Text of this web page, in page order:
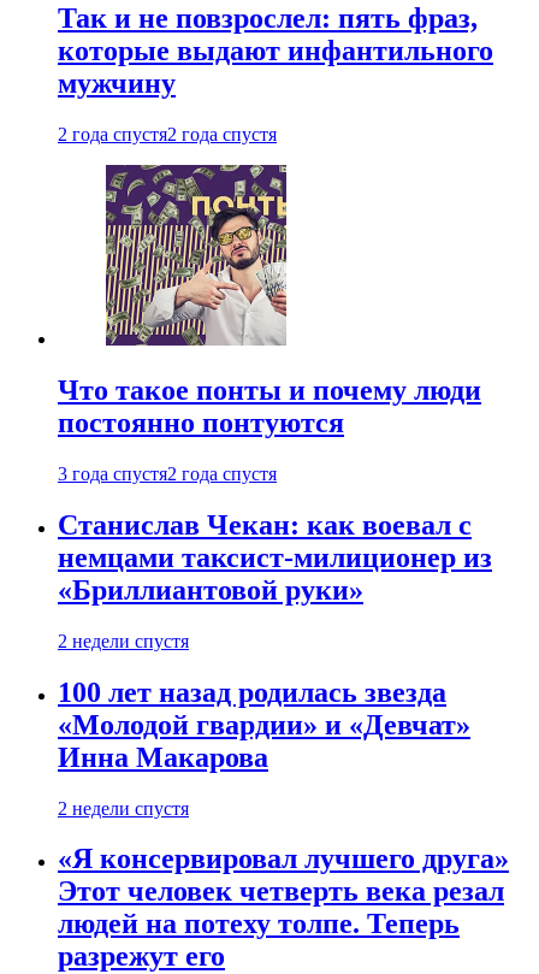
Так и не повзрослел: пять фраз,
которые выдают инфантильного
мужчину
2 года спустя2 года спустя
Что такое понты и почему люди
постоянно понтуются
3 года спустя2 года спустя
Станислав Чекан: как воевал с
немцами таксист-милиционер из
«Бриллиантовой руки»
2 недели спустя
100 лет назад родилась звезда
«Молодой гвардии» и «Девчат»
Инна Макарова
2 недели спустя
«Я консервировал лучшего друга»
Этот человек четверть века резал
людей на потеху толпе. Теперь
разрежут его